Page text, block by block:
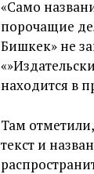
«Само
порочащие
Бишкек» не
находится в
Там
текст и